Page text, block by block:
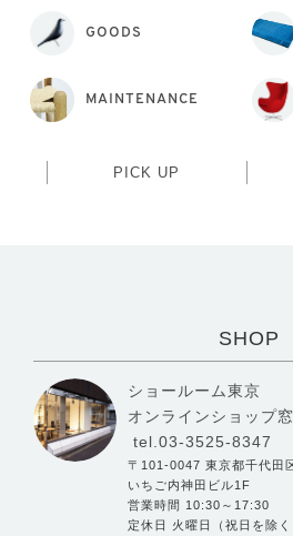
GOODS
MAINTENANCE
PICK UP
SHOP
ショールーム東京
オンラインショップ
tel.03-3525-8347
〒101-0047 東京都千代田
いちご内神田ビル1F
営業時間 10:30～17:30
定休日 火曜日（祝日を除